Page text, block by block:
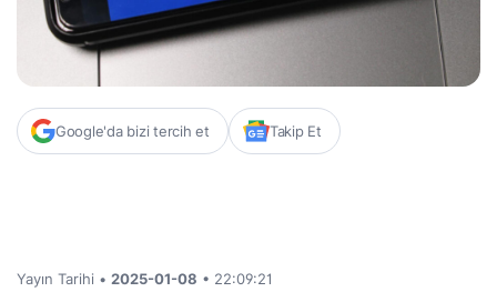
Google'da bizi tercih et Takip Et
Yayın Tarihi • 2025-01-08 • 22:09:21